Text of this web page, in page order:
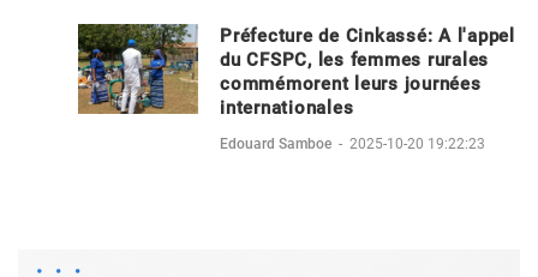
Préfecture de Cinkassé: A l'appel
du CFSPC, les femmes rurales
commémorent leurs journées
internationales
Edouard Samboe - 2025-10-20 19:22:23